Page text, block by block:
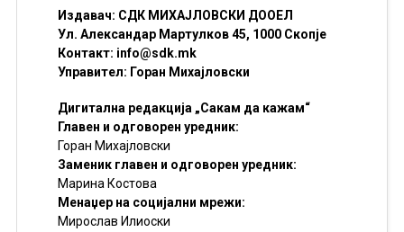
Издавач: СДК МИХАЈЛОВСКИ ДООЕЛ
Ул. Александар Мартулков 45, 1000 Скопје
Контакт: info@sdk.mk
Управител: Горан Михајловски
Дигитална редакција „Сакам да кажам“
Главен и одговорен уредник:
Горан Михајловски
Заменик главен и одговорен уредник:
Марина Костова
Менаџер на социјални мрежи:
Мирослав Илиоски